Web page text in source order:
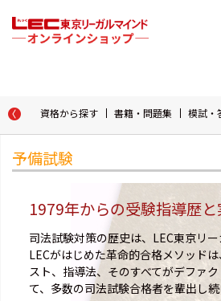
資格から探す 書籍・問題集 模試・
予備試験
1979年からの受験指導歴と
司法試験対策の歴史は、LEC東京リー
LECがはじめた革命的合格メソッド
スト、指導法、そのすべてがデファ
て、多数の司法試験合格者を輩出し続